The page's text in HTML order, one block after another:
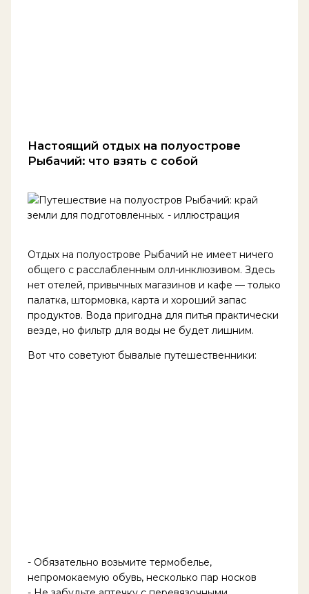
Настоящий отдых на полуострове
Рыбачий: что взять с собой
Отдых на полуострове Рыбачий не имеет ничего
общего с расслабленным олл-инклюзивом. Здесь
нет отелей, привычных магазинов и кафе — только
палатка, штормовка, карта и хороший запас
продуктов. Вода пригодна для питья практически
везде, но фильтр для воды не будет лишним.
Вот что советуют бывалые путешественники:
- Обязательно возьмите термобелье,
непромокаемую обувь, несколько пар носков